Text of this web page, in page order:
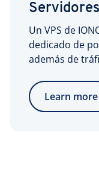
Un VPS de
dedicado de
además de
Learn more